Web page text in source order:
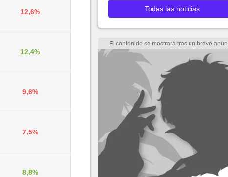
12,6%
12,4%
9,6%
7,5%
8,8%
Todas las noticias